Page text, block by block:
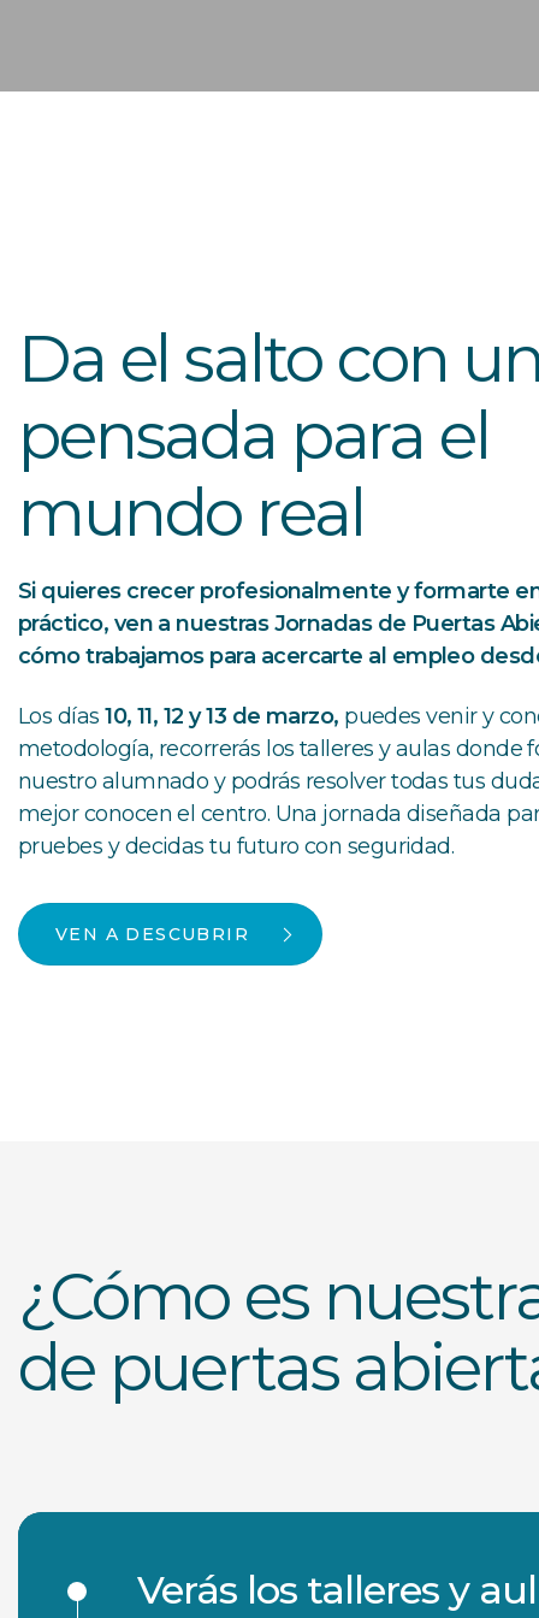
Da el salto con
pensada para el
mundo real
Si quieres crecer profesionalmente y formarte
práctico, ven a nuestras Jornadas de Puertas
cómo trabajamos para acercarte al empleo
Los días10, 11, 12 y 13 de marzo, puedes venir y
metodología, recorrerás los talleres y aulas donde
nuestro alumnado y podrás resolver todas tus
mejor conocen el centro. Una jornada diseñada
pruebes y decidas tu futuro con seguridad.
VEN A DESCUBRIR
¿Cómo es
de puertas
Verás los talleres y